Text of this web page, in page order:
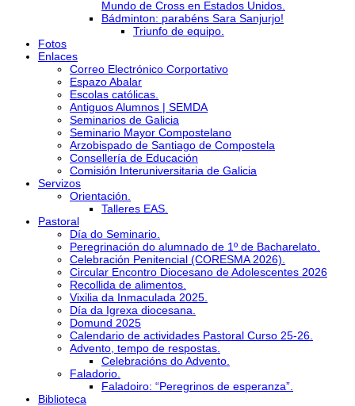
Mundo de Cross en Estados Unidos.
Bádminton: parabéns Sara Sanjurjo!
Triunfo de equipo.
Fotos
Enlaces
Correo Electrónico Corportativo
Espazo Abalar
Escolas católicas.
Antiguos Alumnos | SEMDA
Seminarios de Galicia
Seminario Mayor Compostelano
Arzobispado de Santiago de Compostela
Consellería de Educación
Comisión Interuniversitaria de Galicia
Servizos
Orientación.
Talleres EAS.
Pastoral
Día do Seminario.
Peregrinación do alumnado de 1º de Bacharelato.
Celebración Penitencial (CORESMA 2026).
Circular Encontro Diocesano de Adolescentes 2026
Recollida de alimentos.
Vixilia da Inmaculada 2025.
Día da Igrexa diocesana.
Domund 2025
Calendario de actividades Pastoral Curso 25-26.
Advento, tempo de respostas.
Celebracións do Advento.
Faladorio.
Faladoiro: “Peregrinos de esperanza”.
Biblioteca